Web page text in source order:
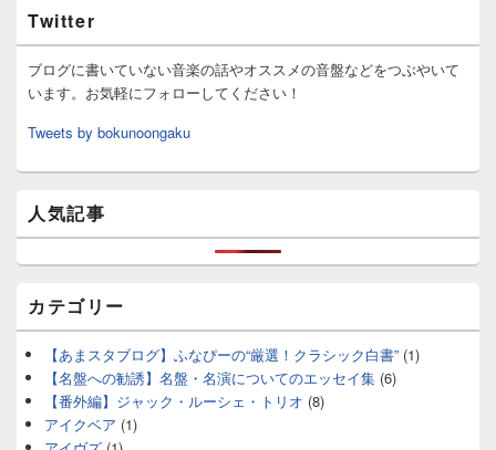
Twitter
ブログに書いていない音楽の話やオススメの音盤などをつぶやいて
います。お気軽にフォローしてください！
Tweets by bokunoongaku
人気記事
カテゴリー
【あまスタブログ】ふなぴーの“厳選！クラシック白書” (1)
【名盤への勧誘】名盤・名演についてのエッセイ集 (6)
【番外編】ジャック・ルーシェ・トリオ (8)
アイクベア (1)